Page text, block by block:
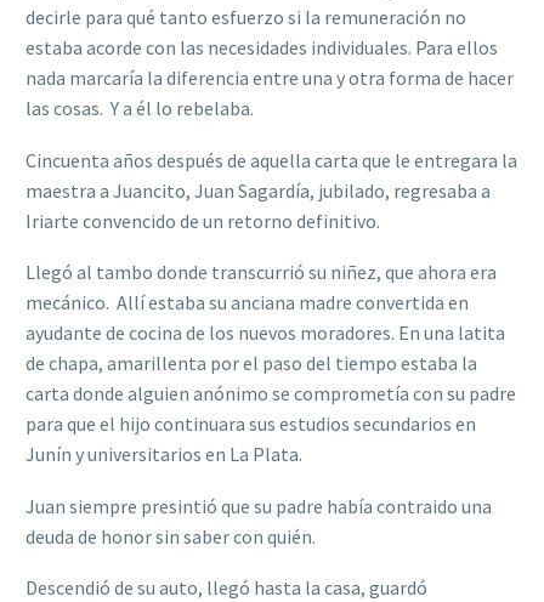
decirle para qué tanto esfuerzo si la remuneración no
estaba acorde con las necesidades individuales. Para ellos
nada marcaría la diferencia entre una y otra forma de hacer
las cosas. Y a él lo rebelaba.
Cincuenta años después de aquella carta que le entregara la
maestra a Juancito, Juan Sagardía, jubilado, regresaba a
Iriarte convencido de un retorno definitivo.
Llegó al tambo donde transcurrió su niñez, que ahora era
mecánico. Allí estaba su anciana madre convertida en
ayudante de cocina de los nuevos moradores. En una latita
de chapa, amarillenta por el paso del tiempo estaba la
carta donde alguien anónimo se comprometía con su padre
para que el hijo continuara sus estudios secundarios en
Junín y universitarios en La Plata.
Juan siempre presintió que su padre había contraido una
deuda de honor sin saber con quién.
Descendió de su auto, llegó hasta la casa, guardó